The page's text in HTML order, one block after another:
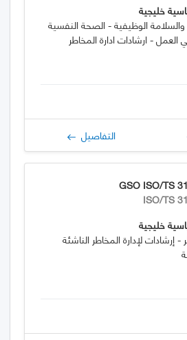
خليجية
والسلامة الوظيفية - الصحة النفسية
العمل - ارشادات ادارة المخاطر
التفاصيل
GSO ISO/TS
ISO/TS
خليجية
- إرشادات لإدارة المخاطر الناشئة